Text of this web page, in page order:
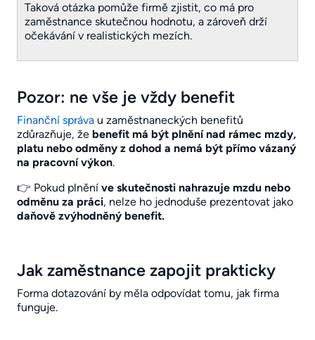
Taková otázka pomůže firmě zjistit, co má pro
zaměstnance skutečnou hodnotu, a zároveň drží
očekávání v realistických mezích.
Pozor: ne vše je vždy benefit
Finanční správa u zaměstnaneckých benefitů
zdůrazňuje, že benefit má být plnění nad rámec mzdy,
platu nebo odměny z dohod a nemá být přímo vázaný
na pracovní výkon.
👉 Pokud plnění ve skutečnosti nahrazuje mzdu nebo
odměnu za práci, nelze ho jednoduše prezentovat jako
daňově zvýhodněný benefit.
Jak zaměstnance zapojit prakticky
Forma dotazování by měla odpovídat tomu, jak firma
funguje.